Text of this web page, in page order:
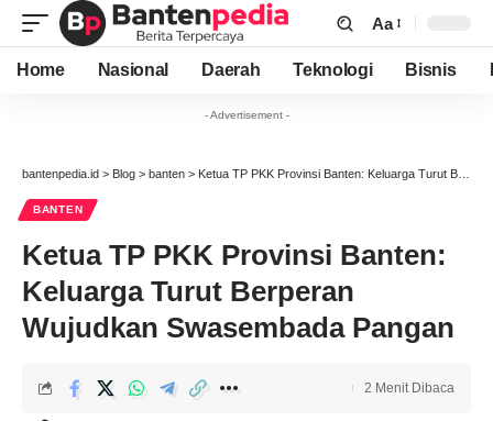
Font
Resizer
Aa
Home Nasional Daerah Teknologi Bisnis
- Advertisement -
bantenpedia.id > Blog > banten > Ketua TP PKK Provinsi Banten: Keluarga Turut Berperan Wujudkan Swasembada Pangan
BANTEN
Ketua TP PKK Provinsi Banten:
Keluarga Turut Berperan
Wujudkan Swasembada Pangan
2 Menit Dibaca